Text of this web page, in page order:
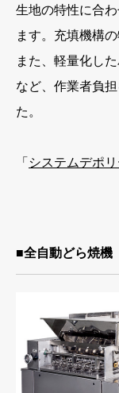
生地の特性に合
ます。充填機構
また、軽量化し
など、作業者負
た。
「 システムデポ
■全自動どら焼機